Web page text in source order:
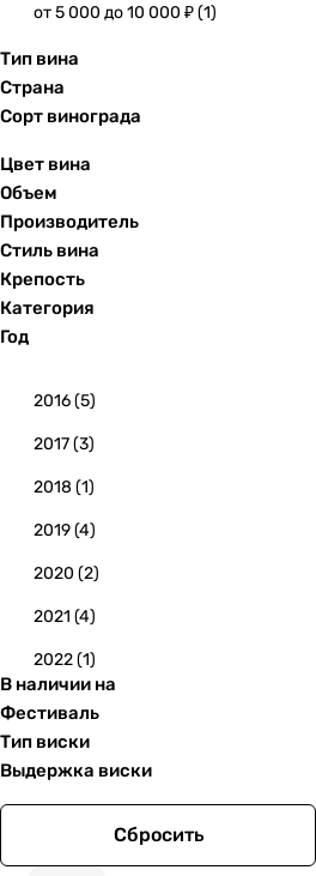
от 5 000 до 10 000 ₽(1)
Тип вина
Страна
Сорт винограда
Цвет вина
Объем
Производитель
Стиль вина
Крепость
Категория
Год
2016(5)
2017(3)
2018 (1)
2019(4)
2020 (2)
2021 (4)
2022(1)
В наличии на
Фестиваль
Тип виски
Выдержка виски
Сбросить